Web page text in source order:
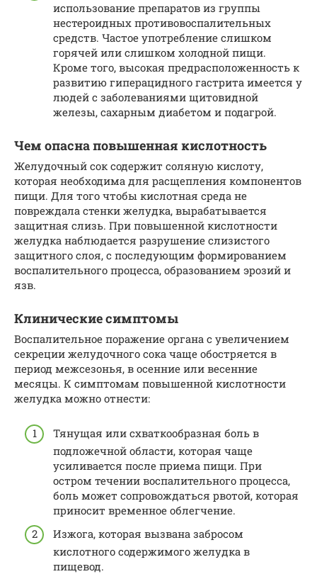
использование препаратов из группы
нестероидных противовоспалительных
средств. Частое употребление слишком
горячей или слишком холодной пищи.
Кроме того, высокая предрасположенность к
развитию гиперацидного гастрита имеется у
людей с заболеваниями щитовидной
железы, сахарным диабетом и подагрой.
Чем опасна повышенная кислотность
Желудочный сок содержит соляную кислоту,
которая необходима для расщепления компонентов
пищи. Для того чтобы кислотная среда не
повреждала стенки желудка, вырабатывается
защитная слизь. При повышенной кислотности
желудка наблюдается разрушение слизистого
защитного слоя, с последующим формированием
воспалительного процесса, образованием эрозий и
язв.
Клинические симптомы
Воспалительное поражение органа с увеличением
секреции желудочного сока чаще обостряется в
период межсезонья, в осенние или весенние
месяцы. К симптомам повышенной кислотности
желудка можно отнести:
Тянущая или схваткообразная боль в
подложечной области, которая чаще
усиливается после приема пищи. При
остром течении воспалительного процесса,
боль может сопровождаться рвотой, которая
приносит временное облегчение.
Изжога, которая вызвана забросом
кислотного содержимого желудка в
пищевод.